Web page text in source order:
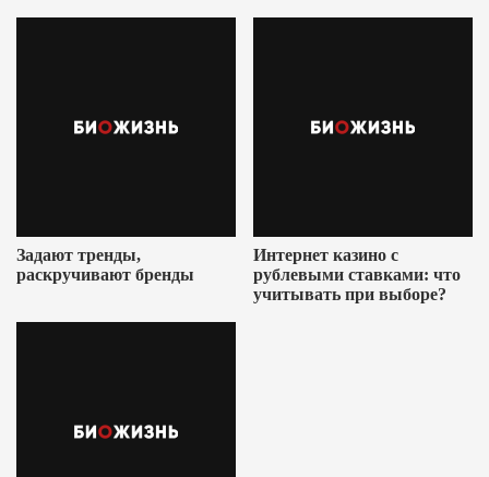
Задают тренды,
раскручивают бренды
Интернет казино с
рублевыми ставками: что
учитывать при выборе?